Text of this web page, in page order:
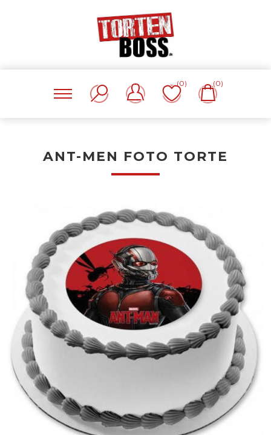
(0) (0)
ANT-MEN FOTO TORTE